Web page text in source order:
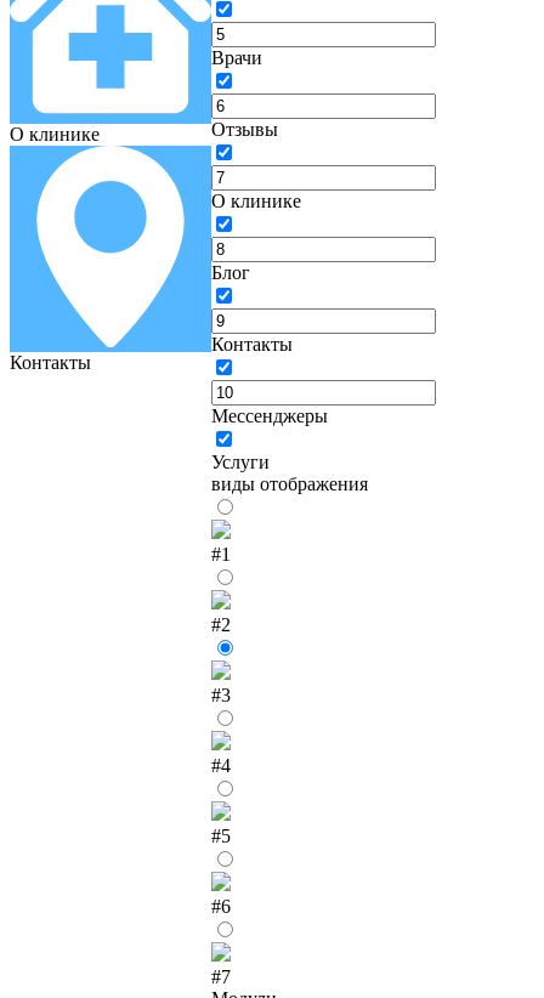
О клинике
Контакты
Врачи
Отзывы
О клинике
Блог
Контакты
Мессенджеры
Услуги
виды отображения
#1
#2
#3
#4
#5
#6
#7